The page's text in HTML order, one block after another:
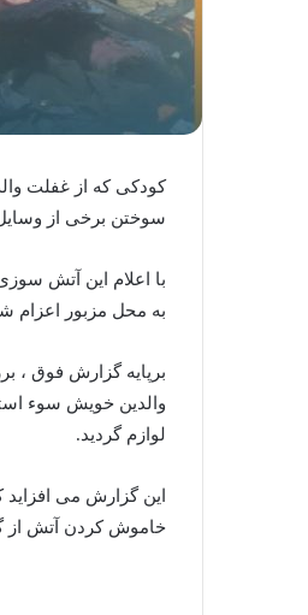
کودکی که از غفلت
سوختن برخی از وسایل
به محل مزبور اعزام
برپایه گزارش فوق ،
والدین خویش سوء
لوازم گردید.
این گزارش می
خاموش کردن آتش از